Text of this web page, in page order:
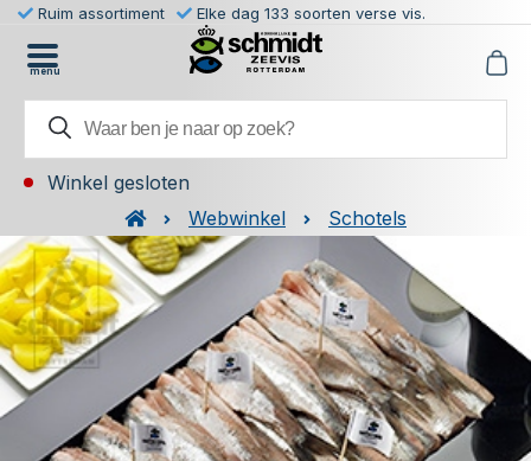
Ruim assortiment Elke dag 133 soorten verse vis.
menu
Winkel gesloten
Webwinkel
Schotels